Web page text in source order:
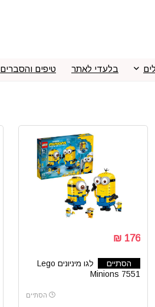
בלעדי לאתר טיפים והסברים
176 ₪
הסתיים
לגו מיניונים Lego
Minions 7551
הסתיים